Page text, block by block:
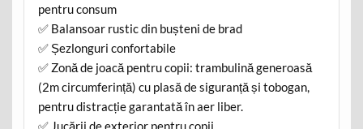
pentru consum
✅ Balansoar rustic din bușteni de brad
✅ Șezlonguri confortabile
​✅ Zonă de joacă pentru copii: trambulină generoasă
(2m circumferință) cu plasă de siguranță și tobogan,
pentru distracție garantată în aer liber.
✅ Jucării de exterior pentru copii